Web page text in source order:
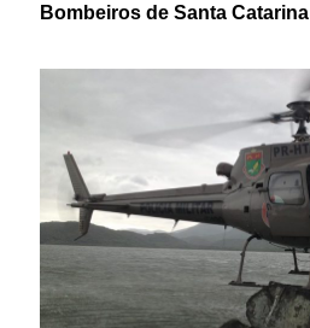
Bombeiros de Santa Catarina